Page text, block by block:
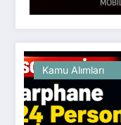
Kamu Alımları